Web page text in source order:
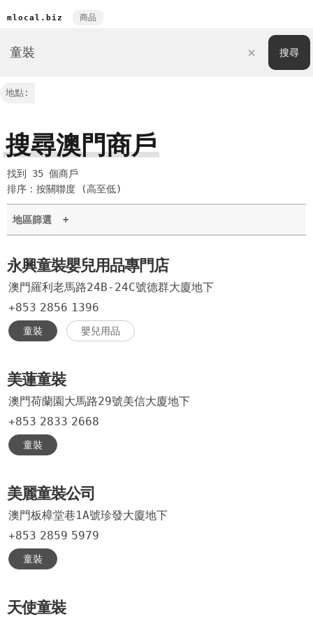
mlocal.biz 商品
地點:
搜尋澳門商戶
找到 35 個商戶
排序：按關聯度 (高至低)
地區篩選 +
永興童裝嬰兒用品專門店
澳門羅利老馬路24B-24C號德群大廈地下
+853 2856 1396
童裝 嬰兒用品
美蓮童裝
澳門荷蘭園大馬路29號美信大廈地下
+853 2833 2668
童裝
美麗童裝公司
澳門板樟堂巷1A號珍發大廈地下
+853 2859 5979
童裝
天使童裝